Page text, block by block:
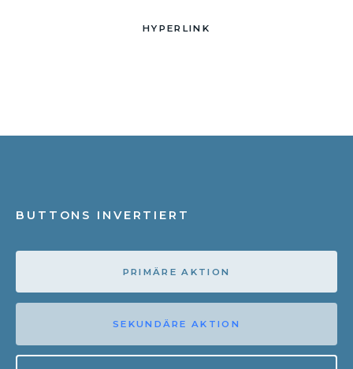
HYPERLINK
BUTTONS INVERTIERT
PRIMÄRE AKTION
SEKUNDÄRE AKTION